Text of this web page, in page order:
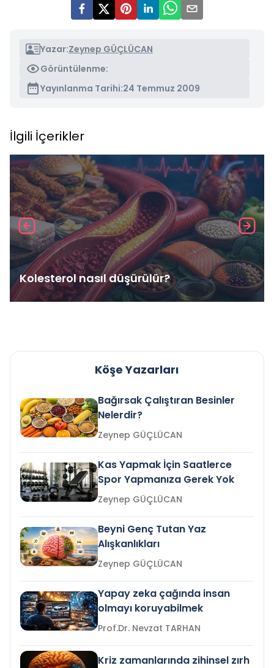
Yazar:Zeynep GÜÇLÜCAN
Görüntülenme:
Yayınlanma Tarihi:24 Temmuz 2009
İlgili İçerikler
Kolesterol nasıl düşürülür?
Köşe Yazarları
Bağırsak Çalıştıran Besinler
Nelerdir?
Zeynep GÜÇLÜCAN
Kas Yapmak İçin Saatlerce
Spor Yapmanıza Gerek Yok
Zeynep GÜÇLÜCAN
Beyni Genç Tutan Yaz
Alışkanlıkları
Zeynep GÜÇLÜCAN
Yapay zeka çağında insan
olmayı koruyabilmek
Prof.Dr. Nevzat TARHAN
Kriz zamanlarında zihinsel zırh